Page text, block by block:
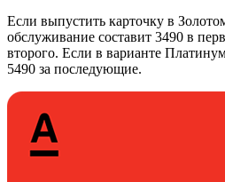
Если выпустить карточку в
обслуживание составит 3490 в
второго. Если в варианте
5490 за последующие.